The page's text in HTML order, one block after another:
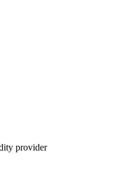
provider